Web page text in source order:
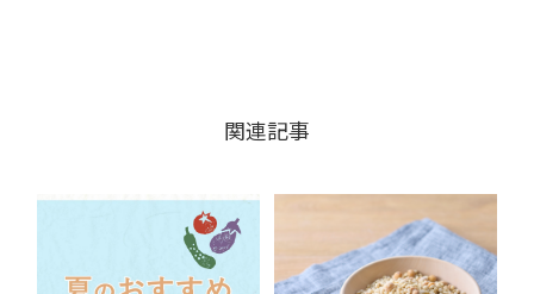
関連記事